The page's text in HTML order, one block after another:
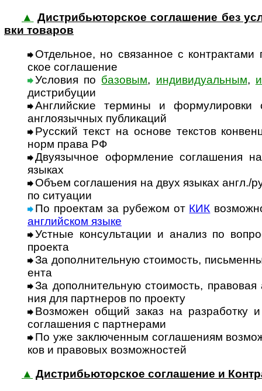
▲ Дистрибьюторское соглашение без
вки това­ров
Отдельное, но связанное с контрактами
ское согла­шение
Условия по базовым, индивидуальным,
дист­ри­буции
Английские термины и формулировки
англо­языч­ных пуб­ли­ка­ций
Русский текст на основе текстов
норм права РФ
Двуязычное оформление соглашения
язы­ках
Объем соглашения на двух языках англ./
по ситу­ации
По проектам за рубежом от КИК
анг­лий­ском языке
Устные консультации и анализ по
про­екта
За дополнительную стоимость,
ента
За дополнительную стоимость,
ния для парт­неров по про­екту
Возможен общий заказ на разработку
согла­ше­ния с парт­не­рами
По уже заключенным соглашениям
ков и пра­во­вых воз­мож­ностей
▲ Дистрибьюторское соглашение и